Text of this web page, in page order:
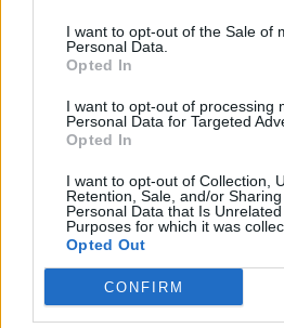
I want to opt-out of the Sale of
Personal Data.
Opted In
I want to opt-out of processing
Personal Data for Targeted
Opted In
I want to opt-out of Collection,
Retention, Sale, and/or
Personal Data that Is
Purposes for which it was
Opted Out
CONFIRM
Το Disney δίνει teaser
“Don’t Look Back in
07.07.26
Το "Don’t Look Back in Anger"
των Oasis και την sold-out